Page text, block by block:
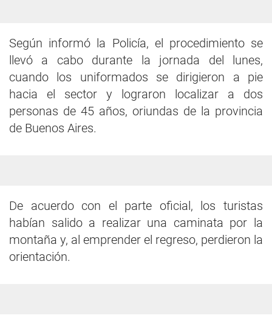
Según informó la Policía, el procedimiento se
llevó a cabo durante la jornada del lunes,
cuando los uniformados se dirigieron a pie
hacia el sector y lograron localizar a dos
personas de 45 años, oriundas de la provincia
de Buenos Aires.
De acuerdo con el parte oficial, los turistas
habían salido a realizar una caminata por la
montaña y, al emprender el regreso, perdieron la
orientación.